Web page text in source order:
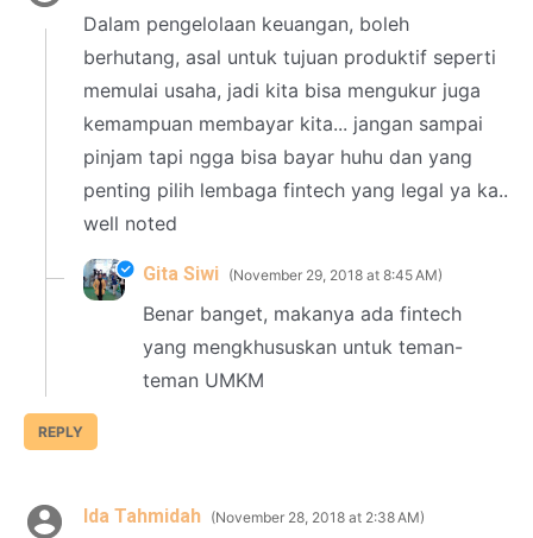
Dalam pengelolaan keuangan, boleh
berhutang, asal untuk tujuan produktif seperti
memulai usaha, jadi kita bisa mengukur juga
kemampuan membayar kita... jangan sampai
pinjam tapi ngga bisa bayar huhu dan yang
penting pilih lembaga fintech yang legal ya ka..
well noted
REPLY
Gita Siwi November 29, 2018 at 8:45 AM
Benar banget, makanya ada fintech
yang mengkhususkan untuk teman-
teman UMKM
Ida Tahmidah November 28, 2018 at 2:38 AM